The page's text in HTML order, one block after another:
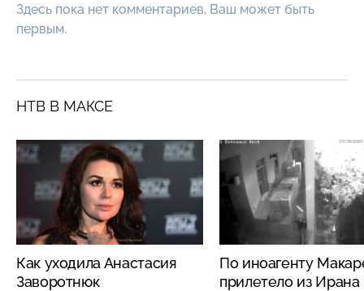
Здесь пока нет комментариев, Ваш может быть
первым.
НТВ В МАКСЕ
Как уходила Анастасия
Заворотнюк
По иноагенту
прилетело из Ирана